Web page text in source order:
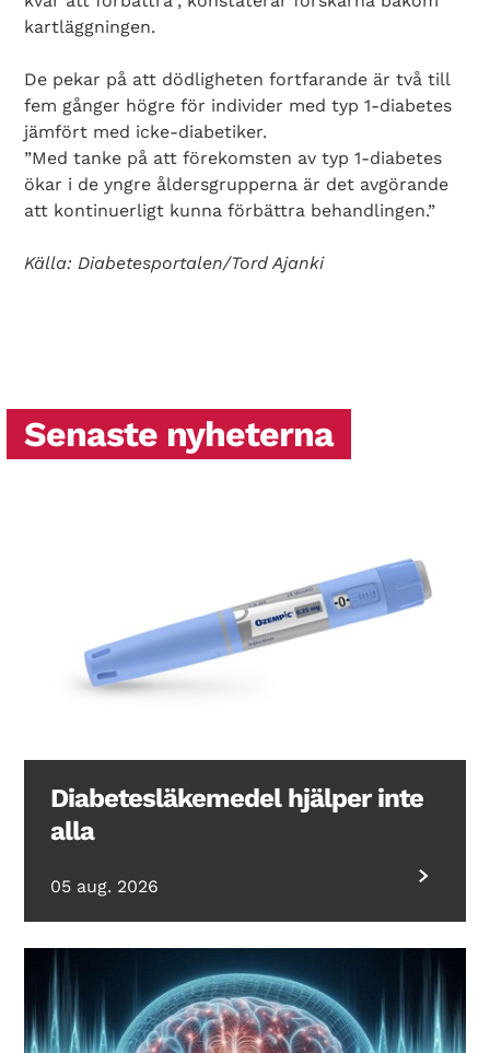
kartläggningen.
De pekar på att dödligheten fortfarande är två till
fem gånger högre för individer med typ 1-diabetes
jämfört med icke-diabetiker.
”Med tanke på att förekomsten av typ 1-diabetes
ökar i de yngre åldersgrupperna är det avgörande
att kontinuerligt kunna förbättra behandlingen.”
Källa: Diabetesportalen/Tord Ajanki
Senaste nyheterna
Diabetesläkemedel hjälper inte
alla
05 aug. 2026